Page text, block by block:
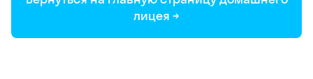
лицея →